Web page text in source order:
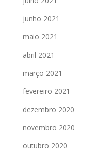
junho 2021
maio 2021
abril 2021
março 2021
fevereiro 2021
dezembro 2020
novembro 2020
outubro 2020